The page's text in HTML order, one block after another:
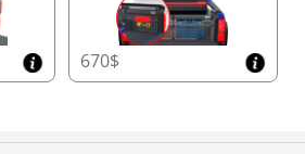
670$